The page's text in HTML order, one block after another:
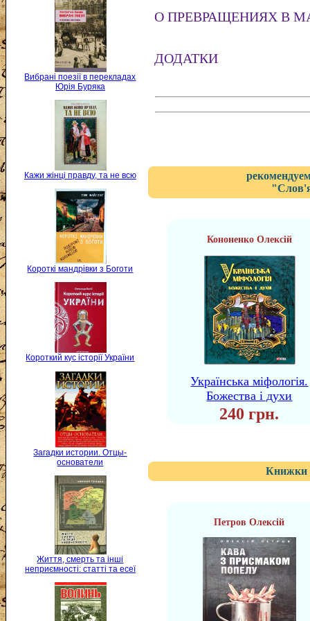
Вибрані поезії в перекладах
Юрія Буряка
Кажи жінці правду, та не всю
Короткі мандрівки з Боготи
Короткий кус історії України
Загадки истории. Отцы-
основатели
Життя, смерть та інші
неприємності: статті та есеї
О ПРЕВРАЩЕНИЯХ В
ДОДАТКИ
Кононенко Олексій
Українська міфологія.
Божества і духи
240 грн.
Книжки
Петров Олексій